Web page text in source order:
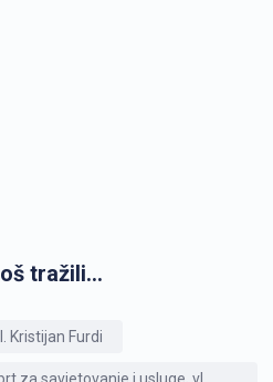
tražili...
Kristijan Furdi